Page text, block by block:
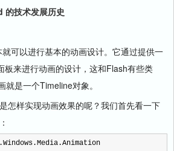
技术发展历史
以进行基本的动画设计。它通过提供一
来进行动画的设计，这和Flash有些类
是一个Timeline对象。
样实现动画效果的呢？我们首先看一下